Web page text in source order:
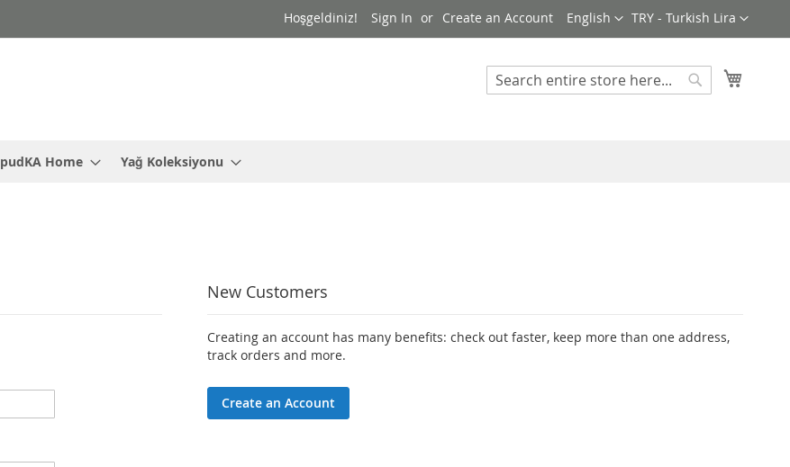
Currency
TRY - Turkish Lira
Language
English
Hoşgeldiniz! Sign In Create an Account
Search
pudKA Home Yağ Koleksiyonu
New Customers
Creating an account has many benefits: check out faster, keep more than one address,
track orders and more.
Create an Account